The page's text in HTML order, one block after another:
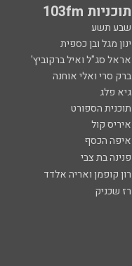
תוכניות 103fm
שבע תשע
ינון מגל ובן כספית
אראל סג"ל ואיל ברקוביץ'
ברק סרי ואלי אוחנה
גיא פלג
תוכנית הספורט
איריס קול
איפה הכסף
פנינה בת צבי
רון קופמן ואריה אלדד
רז שכניק